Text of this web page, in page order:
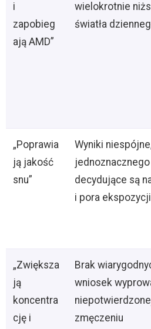
i
zapobieg
ają AMD”
wielokrotnie
światła
„Poprawia
ją jakość
snu”
Wyniki
decydujące są
i pora ekspozycji
„Zwiększa
ją
koncentra
cję i
Brak
wniosek
zmęczeniu